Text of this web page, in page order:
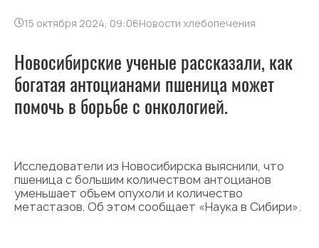
15 октября 2024, 09:06Новости хлебопечения
Новосибирские ученые рассказали, как
богатая антоцианами пшеница может
помочь в борьбе с онкологией.
Исследователи из Новосибирска выяснили, что
пшеница с большим количеством антоцианов
уменьшает объем опухоли и количество
метастазов. Об этом сообщает «Наука в Сибири».